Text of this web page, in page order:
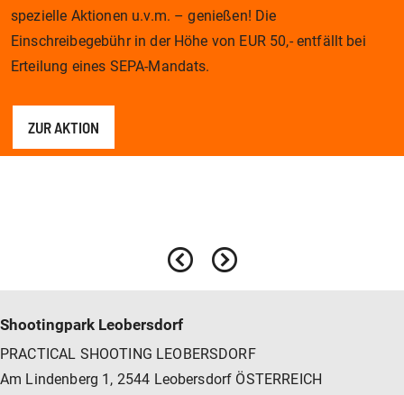
spezielle Aktionen u.v.m. – genießen! Die
Einschreibegebühr in der Höhe von EUR 50,- entfällt bei
Erteilung eines SEPA-Mandats.
ZUR AKTION
Shootingpark Leobersdorf
PRACTICAL SHOOTING LEOBERSDORF
Am Lindenberg 1, 2544 Leobersdorf ÖSTERREICH